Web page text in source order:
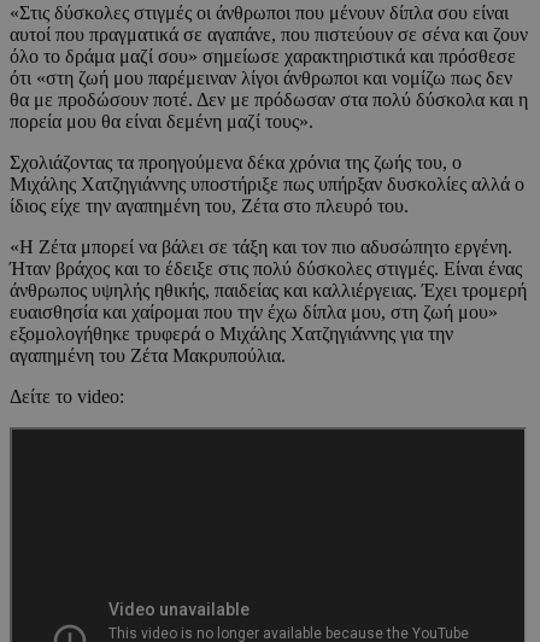
«Στις δύσκολες στιγμές οι άνθρωποι που μένουν δίπλα σου είναι
αυτοί που πραγματικά σε αγαπάνε, που πιστεύουν σε σένα και ζουν
όλο το δράμα μαζί σου» σημείωσε χαρακτηριστικά και πρόσθεσε
ότι «στη ζωή μου παρέμειναν λίγοι άνθρωποι και νομίζω πως δεν
θα με προδώσουν ποτέ. Δεν με πρόδωσαν στα πολύ δύσκολα και η
πορεία μου θα είναι δεμένη μαζί τους».
Σχολιάζοντας τα προηγούμενα δέκα χρόνια της ζωής του, ο
Μιχάλης Χατζηγιάννης υποστήριξε πως υπήρξαν δυσκολίες αλλά ο
ίδιος είχε την αγαπημένη του, Ζέτα στο πλευρό του.
«Η Ζέτα μπορεί να βάλει σε τάξη και τον πιο αδυσώπητο εργένη.
Ήταν βράχος και το έδειξε στις πολύ δύσκολες στιγμές. Είναι ένας
άνθρωπος υψηλής ηθικής, παιδείας και καλλιέργειας. Έχει τρομερή
ευαισθησία και χαίρομαι που την έχω δίπλα μου, στη ζωή μου»
εξομολογήθηκε τρυφερά ο Μιχάλης Χατζηγιάννης για την
αγαπημένη του Ζέτα Μακρυπούλια.
Δείτε το video: